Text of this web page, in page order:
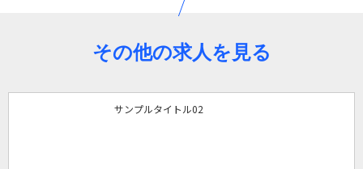
その他の求人を見る
サンプルタイトル02